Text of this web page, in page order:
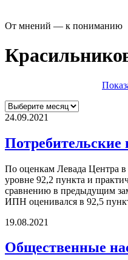
От мнений — к пониманию
24.09.2021
Потребительские
По оценкам Левада Центра
уровне 92,2 пункта и
сравнению в предыдущим
ИПН оценивался в 92,5
19.08.2021
Общественные